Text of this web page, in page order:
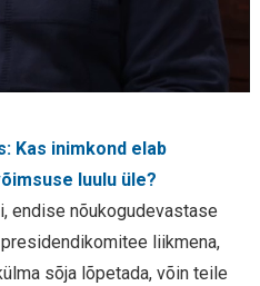
Kas inimkond elab
luulu üle?
endise nõukogudevastase
liikmena,
sõja lõpetada, võin teile